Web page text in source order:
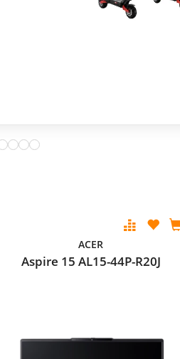
ACER
Aspire 15 AL15-44P-R20J